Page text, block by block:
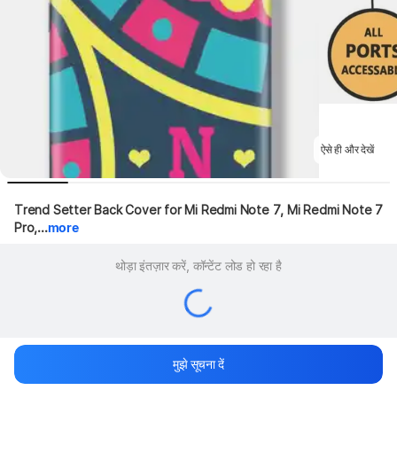
ऐसे ही और देखें
Trend Setter Back Cover for Mi Redmi Note 7, Mi Redmi Note 7
Pro,...more
थोड़ा इंतज़ार करें, कॉन्टेंट लोड हो रहा है
मुझे सूचना दें